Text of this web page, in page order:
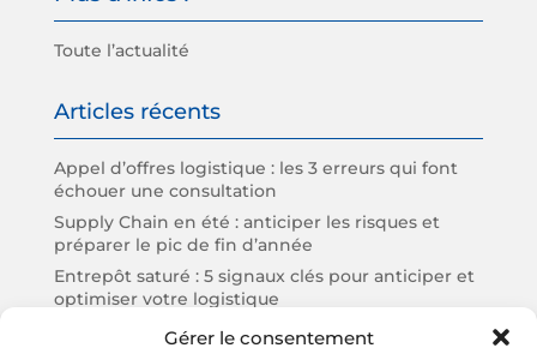
Gérer le consentement
Toute l’actualité
Articles récents
Appel d’offres logistique : les 3 erreurs qui font
échouer une consultation
Supply Chain en été : anticiper les risques et
préparer le pic de fin d’année
Entrepôt saturé : 5 signaux clés pour anticiper et
optimiser votre logistique
Bilan Supply Chain mi-année : 3 constats clés